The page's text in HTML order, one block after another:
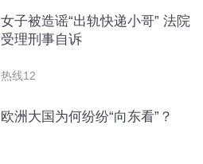
女子被造谣“出轨快递小哥” 法院
受理刑事自诉
热线12
欧洲大国为何纷纷“向东看”？